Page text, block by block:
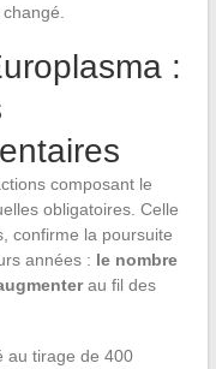
:
composant le
obligatoires. Celle
confirme la poursuite
années : le nombre
au fil des
au tirage de 400